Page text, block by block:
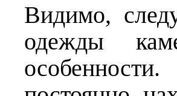
Видимо,
одежды